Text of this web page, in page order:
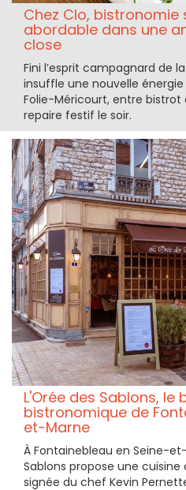
Chez Clo, bistronomie
abordable dans une
close
Fini l’esprit campagnard de
insuffle une nouvelle
Folie-Méricourt, entre bistrot
repaire festif le soir.
L'Orée des Sablons,
bistronomique de
et-Marne
À Fontainebleau en Seine-
Sablons propose une
signée du chef Kevin